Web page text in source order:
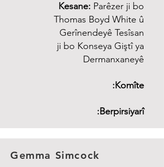
Kesane: Parêzer ji bo
Thomas Boyd White û
Gerînendeyê Tesîsan
ji bo Konseya Giştî ya
Dermanxaneyê
Komîte:
Berpirsiyarî:
Gemma Simcock